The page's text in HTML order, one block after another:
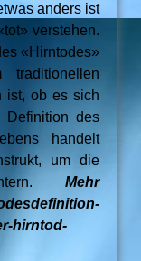
anders ist
verstehen.
«Hirntodes»
ist, ob es sich
Definition des
handelt
um die
Mehr
hirntod-